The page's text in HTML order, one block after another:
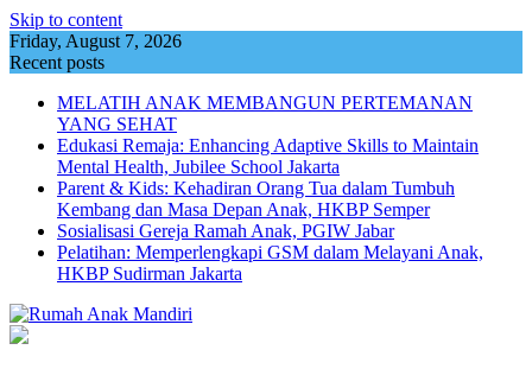
Skip to content
Friday, August 7, 2026
Recent posts
MELATIH ANAK MEMBANGUN PERTEMANAN
YANG SEHAT
Edukasi Remaja: Enhancing Adaptive Skills to Maintain
Mental Health, Jubilee School Jakarta
Parent & Kids: Kehadiran Orang Tua dalam Tumbuh
Kembang dan Masa Depan Anak, HKBP Semper
Sosialisasi Gereja Ramah Anak, PGIW Jabar
Pelatihan: Memperlengkapi GSM dalam Melayani Anak,
HKBP Sudirman Jakarta